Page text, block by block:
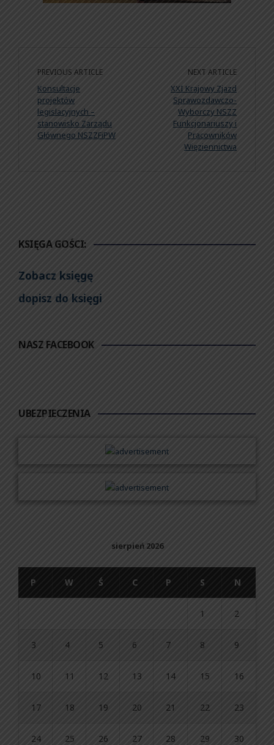
PREVIOUS ARTICLE
Konsultacje
projektów
legislacyjnych –
stanowisko Zarządu
Głównego NSZZFiPW
NEXT ARTICLE
XXI Krajowy Zjazd
Sprawozdawczo-
Wyborczy NSZZ
Funkcjonariuszy i
Pracowników
Więziennictwa
KSIĘGA GOŚCI:
Zobacz księgę
dopisz do księgi
NASZ FACEBOOK
UBEZPIECZENIA
sierpień 2026
P W Ś C P S N
1 2
3 4 5 6 7 8 9
10 11 12 13 14 15 16
17 18 19 20 21 22 23
24 25 26 27 28 29 30